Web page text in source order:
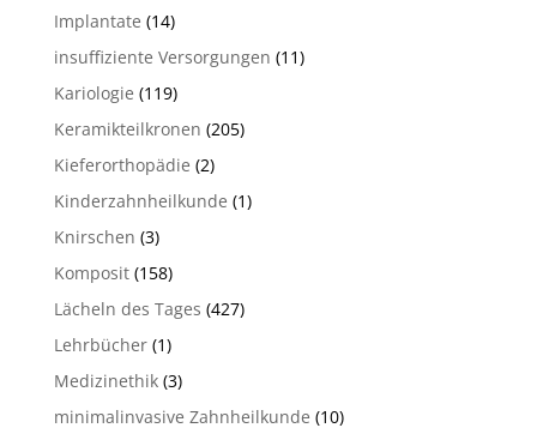
Implantate (14)
insuffiziente Versorgungen (11)
Kariologie (119)
Keramikteilkronen (205)
Kieferorthopädie (2)
Kinderzahnheilkunde (1)
Knirschen (3)
Komposit(158)
Lächeln des Tages (427)
Lehrbücher(1)
Medizinethik(3)
minimalinvasive Zahnheilkunde (10)